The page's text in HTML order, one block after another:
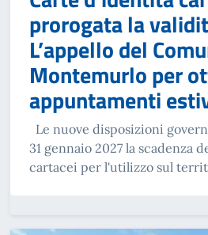
prorogata la
L’appello del
Montemurlo per
appuntamenti
Le nuove disposizioni
31 gennaio 2027 la scadenza
cartacei per l'utilizzo sul